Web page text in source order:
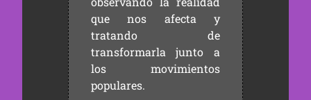
que nos afecta y
tratando de
transformarla junto a
los movimientos
populares.